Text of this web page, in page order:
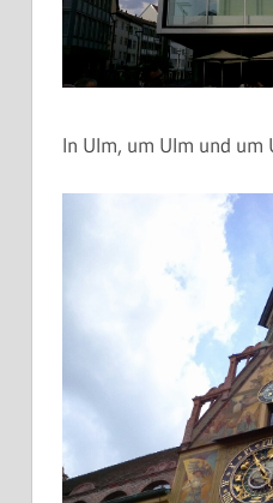
In Ulm, um Ulm und